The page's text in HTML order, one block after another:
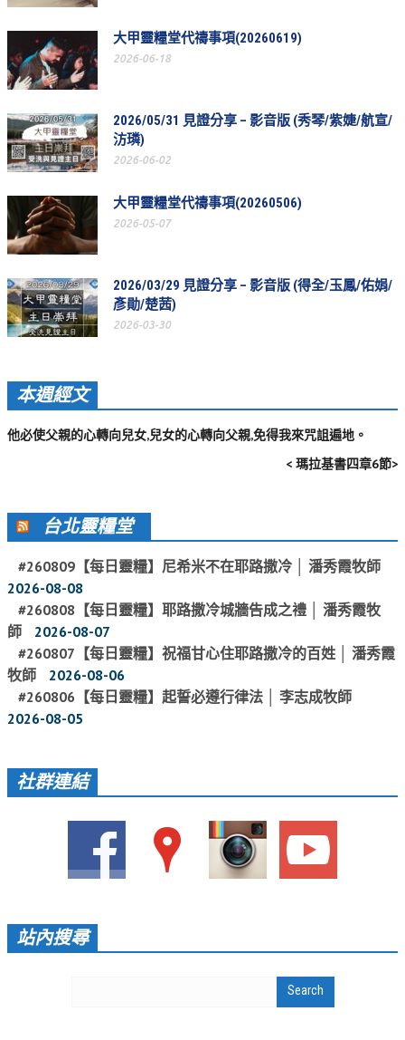
聚會剪影_2015年
聚會剪影_2014年
聚會剪影_2013年
教會節慶
教會節慶_2025年
教會節慶_2024年
教會節慶_2023年
教會節慶_2022年
教會節慶_2020年
教會節慶_2016年
教會節慶_2015年
教會節慶_2014年
教會節慶_2013年
活動影音
活動影音_2026年
活動影音_2025年
活動影音_2023年
活動影音_2021年
活動影音_2019年
大甲靈糧堂代禱事項(20260619)
2026-06-18
2026/05/31 見證分享 – 影音版 (秀琴/紫婕/航宣/
汸璘)
2026-06-02
大甲靈糧堂代禱事項(20260506)
2026-05-07
2026/03/29 見證分享 – 影音版 (得全/玉鳳/佑娟/
彥勛/楚茜)
2026-03-30
本週經文
他必使父親的心轉向兒女,兒女的心轉向父親,免得我來咒詛遍地。
< 瑪拉基書四章6節>
台北靈糧堂
#260809【每日靈糧】尼希米不在耶路撒冷 │ 潘秀霞牧師
2026-08-08
#260808【每日靈糧】耶路撒冷城牆告成之禮 │ 潘秀霞牧
師
2026-08-07
#260807【每日靈糧】祝福甘心住耶路撒冷的百姓 │ 潘秀霞
牧師
2026-08-06
#260806【每日靈糧】起誓必遵行律法 │ 李志成牧師
2026-08-05
社群連結
站內搜尋